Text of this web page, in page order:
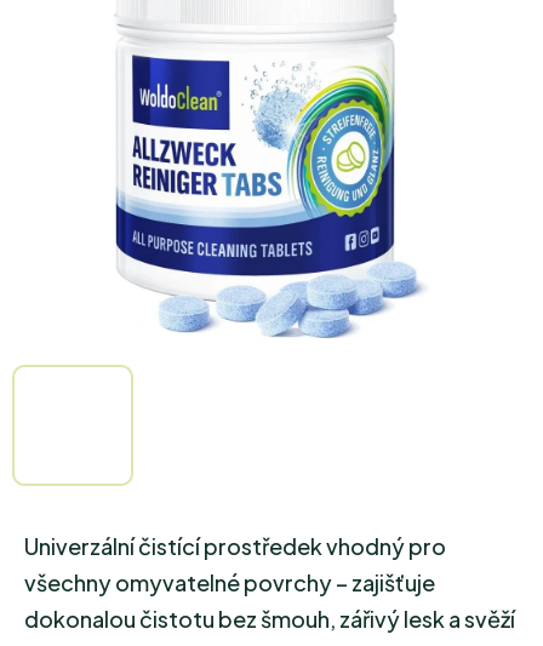
Univerzální čistící prostředek vhodný pro
všechny omyvatelné povrchy – zajišťuje
dokonalou čistotu bez šmouh, zářivý lesk a svěží